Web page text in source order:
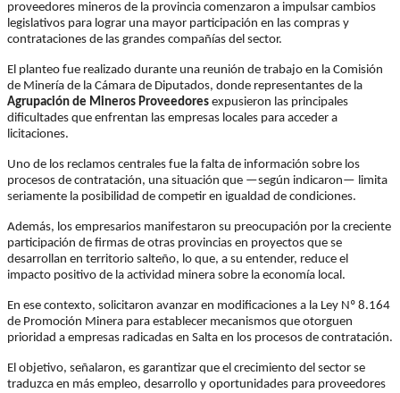
proveedores mineros de la provincia comenzaron a impulsar cambios
legislativos para lograr una mayor participación en las compras y
contrataciones de las grandes compañías del sector.
El planteo fue realizado durante una reunión de trabajo en la Comisión
de Minería de la Cámara de Diputados, donde representantes de la
Agrupación de Mineros Proveedores expusieron las principales
dificultades que enfrentan las empresas locales para acceder a
licitaciones.
Uno de los reclamos centrales fue la falta de información sobre los
procesos de contratación, una situación que —según indicaron— limita
seriamente la posibilidad de competir en igualdad de condiciones.
Además, los empresarios manifestaron su preocupación por la creciente
participación de firmas de otras provincias en proyectos que se
desarrollan en territorio salteño, lo que, a su entender, reduce el
impacto positivo de la actividad minera sobre la economía local.
En ese contexto, solicitaron avanzar en modificaciones a la Ley Nº 8.164
de Promoción Minera para establecer mecanismos que otorguen
prioridad a empresas radicadas en Salta en los procesos de contratación.
El objetivo, señalaron, es garantizar que el crecimiento del sector se
traduzca en más empleo, desarrollo y oportunidades para proveedores